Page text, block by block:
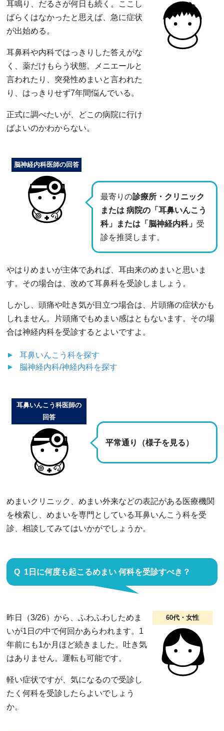
耳鳴り、だるさが何日も続く。ここし
ばらくはなかったと思えば、急に症状
が出始める。
耳鼻科や内科ではっきりした答えがな
く、薬だけもらう状態。メニエールと
言われたり、突発性めまいと言われた
り、はっきりせず7年間悩んでいる。
正式に調べたいが、どこの病院に行け
ばよいのかわからない。
最寄りの診療所・クリニック
または 病院の「耳鼻いんこう
科」または「脳神経内科」 受
診を推奨します。
脳神経内科医師の回答
やはりめまいが主体であれば、耳由来のめまいと思いま
す。その場合は、改めて耳鼻科を受診しましょう。
しかし、頭痛や吐き気が目立つ場合は、片頭痛の症状かも
しれません。片頭痛でもめまい感はともないます。その場
合は神経内科を受診するとよいですよ。
耳鼻いんこう科を探す
脳神経内科/神経内科を探す
平常通り（様子を見る）
耳鼻いんこう科医師の
回答
めまいクリニック、めまい外来などの表記がある医療機関
を検索し、めまいを専門としている耳鼻いんこう科を受
診、相談してみてはいかがでしょうか。
1日に何度も起こるめまい 何科を受診すべき？
60代・女性
昨日（3/26）から、ふわふわしためま
いが1日の中で何回かあらわれます。1
年前にも1か月ほど続きました。吐き気
はありません。運転も可能です。
軽い症状ですが、気になるので受診し
たく何科を受診したらよいでしょう
か。